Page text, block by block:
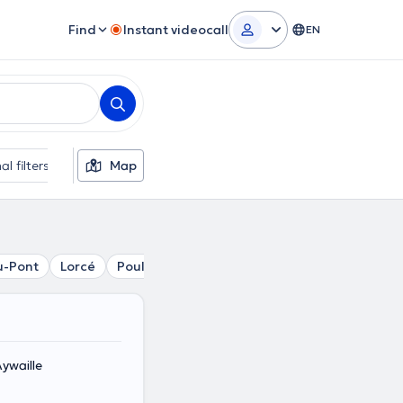
Find Instant videocall EN
filters Map
Pont Lorcé Poulseur